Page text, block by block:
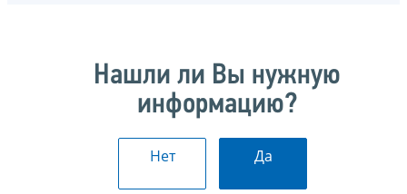
Нашли ли Вы нужную
информацию?
Нет Да